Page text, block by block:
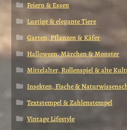
Feiern & Essen
Lustige & elegante Tiere
Garten, Pflanzen & Käfer
Halloween, Märchen & Monster
Mittelalter, Rollenspiel & alte
Insekten, Fische &
Textstempel & Zahlenstempel
Vintage Lifestyle